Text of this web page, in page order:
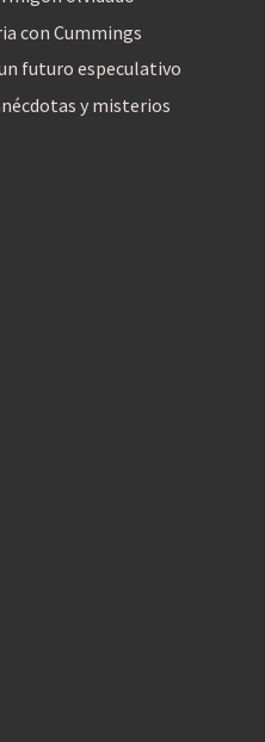
con Cummings
futuro especulativo
y misterios